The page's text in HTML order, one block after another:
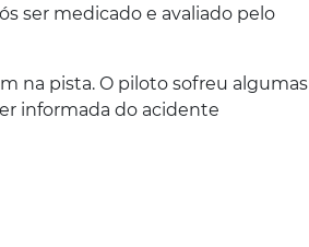
ser medicado e avaliado pelo
na pista. O piloto sofreu algumas
informada do acidente